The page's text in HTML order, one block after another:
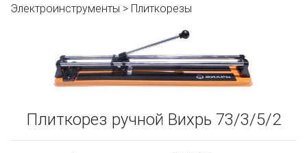
Электроинструменты > Плиткорезы
Плиткорез ручной Вихрь 73/3/5/2